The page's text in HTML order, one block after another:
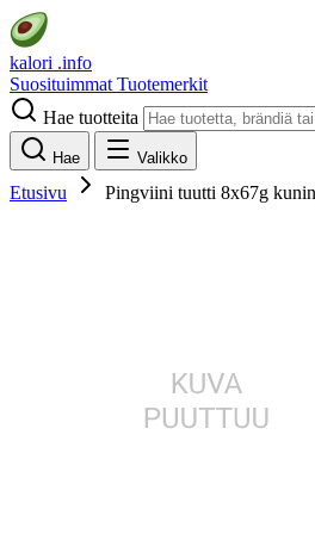
kalori .info
Suosituimmat Tuotemerkit
Hae tuotteita
Hae Valikko
Etusivu Pingviini tuutti 8x67g